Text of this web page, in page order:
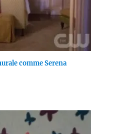
comme Serena